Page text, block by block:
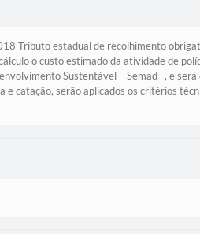
Tributo estadual de recolhimento
o custo estimado da atividade de
Sustentável – Semad –, e
e catação, serão aplicados os critérios